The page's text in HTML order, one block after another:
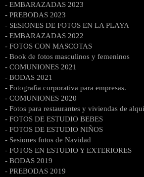
- EMBARAZADAS 2023
- PREBODAS 2023
- SESIONES DE FOTOS EN LA PLAYA
- EMBARAZADAS 2022
- FOTOS CON MASCOTAS
- Book de fotos masculinos y femeninos
- COMUNIONES 2021
- BODAS 2021
- Fotografia corporativa para empresas.
- COMUNIONES 2020
- Fotos para restaurantes y viviendas de
- FOTOS DE ESTUDIO BEBES
- FOTOS DE ESTUDIO NIÑOS
- Sesiones fotos de Navidad
- FOTOS EN ESTUDIO Y EXTERIORES
- BODAS 2019
- PREBODAS 2019